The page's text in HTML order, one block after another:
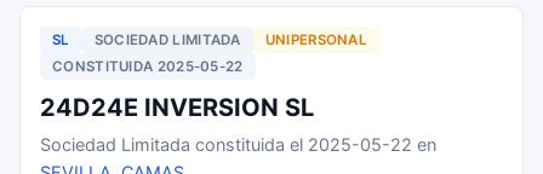
SL SOCIEDAD LIMITADA
UNIPERSONAL
CONSTITUIDA 2025-05-22
24D24E INVERSION SL
Sociedad Limitada constituida el 2025-05-22 en